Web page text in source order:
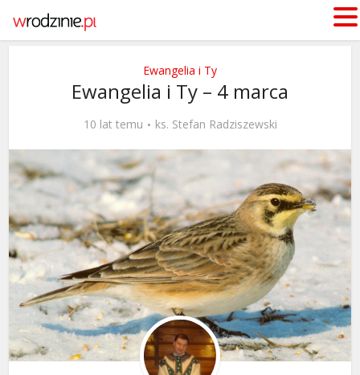
Ewangelia i Ty
Ewangelia i Ty – 4 marca
10 lat temu ks. Stefan Radziszewski